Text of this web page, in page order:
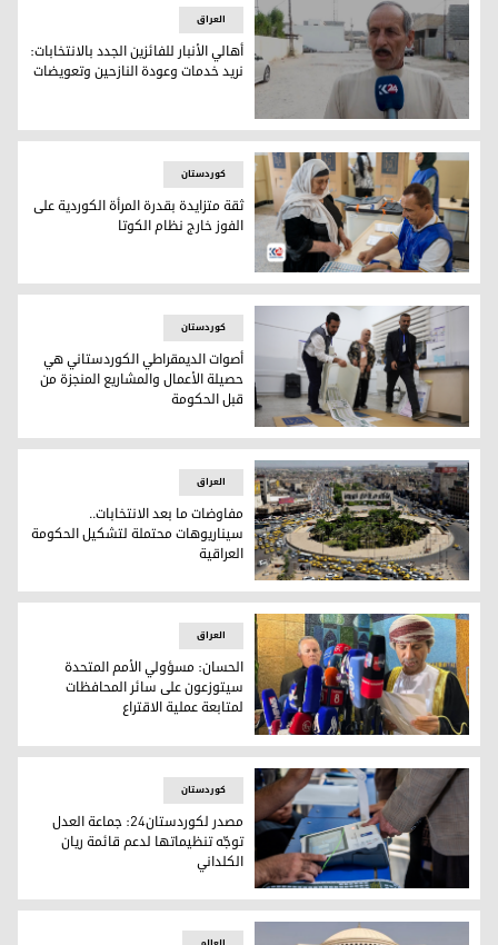
أهالي الأنبار للفائزين الجدد بالانتخابات: نريد خدمات وعودة
العراق
أهالي الأنبار للفائزين الجدد بالانتخابات:
نريد خدمات وعودة النازحين وتعويضات
ثقة متزايدة بقدرة المرأة الكوردية على الفوز خارج نظام الكوتا
کوردستان
ثقة متزايدة بقدرة المرأة الكوردية على
الفوز خارج نظام الكوتا
أصوات الديمقراطي الكوردستاني هي حصيلة الأعمال
کوردستان
أصوات الديمقراطي الكوردستاني هي
حصيلة الأعمال والمشاريع المنجزة من
قبل الحكومة
مفاوضات ما بعد الانتخابات.. سيناريوهات محتملة لتشكيل
العراق
مفاوضات ما بعد الانتخابات..
سيناريوهات محتملة لتشكيل الحكومة
العراقية
الحسان: مسؤولي الأمم المتحدة سيتوزعون على سائر المحافظات
العراق
الحسان: مسؤولي الأمم المتحدة
سيتوزعون على سائر المحافظات
لمتابعة عملية الاقتراع
مصدر لكوردستان24: جماعة العدل توجّه تنظيماتها لدعم قائمة ريان الكلداني
کوردستان
مصدر لكوردستان24: جماعة العدل
توجّه تنظيماتها لدعم قائمة ريان
الكلداني